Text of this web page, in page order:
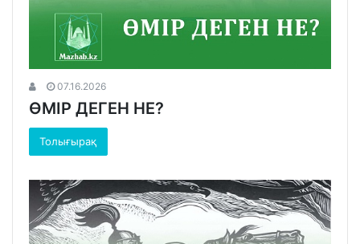
07.16.2026
ӨМІР ДЕГЕН НЕ?
Толығырақ